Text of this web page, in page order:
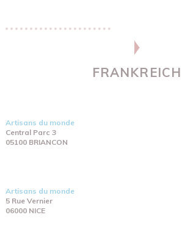
FRANKREICH
Artisans du monde
Central Parc 3
05100 BRIANCON
Artisans du monde
5 Rue Vernier
06000 NICE